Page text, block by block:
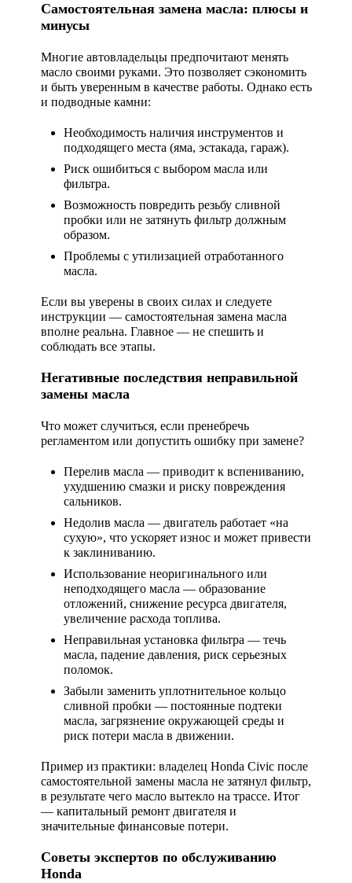
Самостоятельная замена масла: плюсы и
минусы
Многие автовладельцы предпочитают менять
масло своими руками. Это позволяет сэкономить
и быть уверенным в качестве работы. Однако есть
и подводные камни:
Необходимость наличия инструментов и
подходящего места (яма, эстакада, гараж).
Риск ошибиться с выбором масла или
фильтра.
Возможность повредить резьбу сливной
пробки или не затянуть фильтр должным
образом.
Проблемы с утилизацией отработанного
масла.
Если вы уверены в своих силах и следуете
инструкции — самостоятельная замена масла
вполне реальна. Главное — не спешить и
соблюдать все этапы.
Негативные последствия неправильной
замены масла
Что может случиться, если пренебречь
регламентом или допустить ошибку при замене?
Перелив масла — приводит к вспениванию,
ухудшению смазки и риску повреждения
сальников.
Недолив масла — двигатель работает «на
сухую», что ускоряет износ и может привести
к заклиниванию.
Использование неоригинального или
неподходящего масла — образование
отложений, снижение ресурса двигателя,
увеличение расхода топлива.
Неправильная установка фильтра — течь
масла, падение давления, риск серьезных
поломок.
Забыли заменить уплотнительное кольцо
сливной пробки — постоянные подтеки
масла, загрязнение окружающей среды и
риск потери масла в движении.
Пример из практики: владелец Honda Civic после
самостоятельной замены масла не затянул фильтр,
в результате чего масло вытекло на трассе. Итог
— капитальный ремонт двигателя и
значительные финансовые потери.
Советы экспертов по обслуживанию
Honda